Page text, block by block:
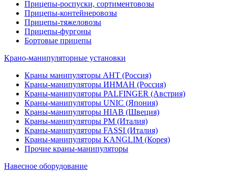
Прицепы-роспуски, сортиментовозы
Прицепы-контейнеровозы
Прицепы-тяжеловозы
Прицепы-фургоны
Бортовые прицепы
Крано-манипуляторные установки
Краны манипуляторы АНТ (Россия)
Краны-манипуляторы ИНМАН (Россия)
Краны-манипуляторы PALFINGER (Австрия)
Краны-манипуляторы UNIC (Япония)
Краны-манипуляторы HIAB (Швеция)
Краны-манипуляторы PM (Италия)
Краны-манипуляторы FASSI (Италия)
Краны-манипуляторы KANGLIM (Корея)
Прочие краны-манипуляторы
Навесное оборудование